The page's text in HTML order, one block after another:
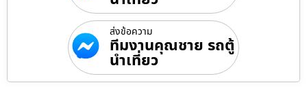
ส่งข้อความ
ทีมงานคุณชาย รถตู้
นำเที่ยว